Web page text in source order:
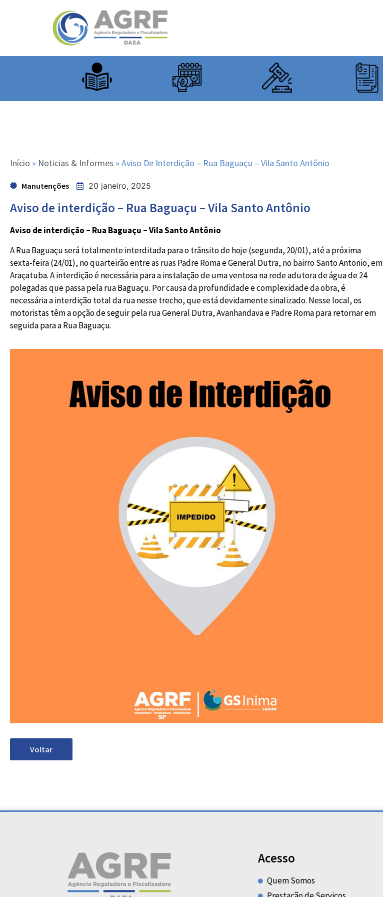
Início » Noticias & Informes » Aviso De Interdição – Rua Baguaçu – Vila Santo Antônio
Manutenções 20 janeiro, 2025
Aviso de interdição – Rua Baguaçu – Vila Santo Antônio
Aviso de interdição – Rua Baguaçu – Vila Santo Antônio
A Rua Baguaçu será totalmente interditada para o trânsito de hoje (segunda, 20/01), até a próxima
sexta-feira (24/01), no quarteirão entre as ruas Padre Roma e General Dutra, no bairro Santo Antonio, em
Araçatuba. A interdição é necessária para a instalação de uma ventosa na rede adutora de água de 24
polegadas que passa pela rua Baguaçu. Por causa da profundidade e complexidade da obra, é
necessária a interdição total da rua nesse trecho, que está devidamente sinalizado. Nesse local, os
motoristas têm a opção de seguir pela rua General Dutra, Avanhandava e Padre Roma para retornar em
seguida para a Rua Baguaçu.
Voltar
Acesso
Quem Somos